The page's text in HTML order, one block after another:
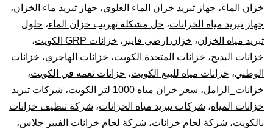
خزان الماء، جهاز تبريد خزان الماء العلوي، جهاز تبريد ماء الخزان،
جهاز تبريد مياه الخزانات، حل مشكلة تهريب خزان الماء، حلول
تبريد مياه الخزان، خزان ارضي فايبر ، خزانات GRP الكويت
،
خزانات البديح، خزانات المتحدة الكويت، خزانات الهاجري، خزانات
الوطني، خزانات مياه للبيع الكويت، خزانات نعمه في الكويت،
خزانات_الزامل، سعر خزان مياه 1000 لتر الكويت ، شركات تبريد
خزانات المياه، شركات تبريد مياه الخزانات، شركة تنظيف خزانات
بالكويت، شركة لحام خزانات، شركة لحام خزانات الفيبر جلاس،